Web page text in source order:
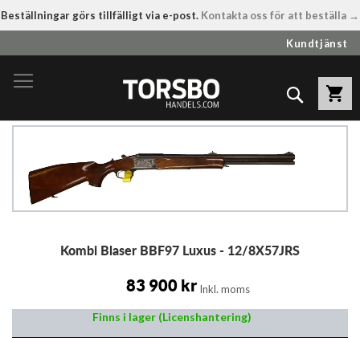
Beställningar görs tillfälligt via e-post. Kontakta oss för att beställa →
till
innehållet
Kundtjänst
Sök
bildgalleriet
Kombi Blaser BBF97 Luxus - 12/8X57JRS
83 900 kr Inkl. moms
Finns i lager (Licenshantering)